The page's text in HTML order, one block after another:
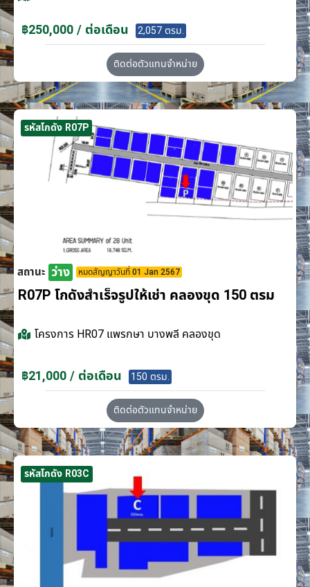
฿250,000 / ต่อเดือน 2,057 ตรม.
ติดต่อตัวแทนจำหน่าย
รหัสโกดัง R07P
สถานะ ว่าง หมดสัญญาวันที่ 01 Jan 2567
R07P โกดังสำเร็จรูปให้เช่า คลองขุด 150 ตรม
โครงการ HR07 แพรกษา บางพลี คลองขุด
฿21,000 / ต่อเดือน 150 ตรม.
ติดต่อตัวแทนจำหน่าย
รหัสโกดัง R03C